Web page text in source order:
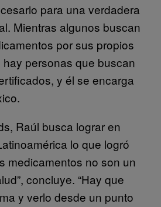
para una verdadera
Mientras algunos buscan
por sus propios
personas que buscan
y él se encarga
Raúl busca lograr en
lo que logró
medicamentos no son un
concluye. “Hay que
y verlo desde un punto